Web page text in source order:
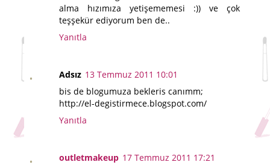
alma hızımıza yetişememesi :)) ve çok
teşşekür ediyorum ben de..
Yanıtla
Adsız 13 Temmuz 2011 10:01
bis de blogumuza bekleris canımm;
http://el-degistirmece.blogspot.com/
Yanıtla
outletmakeup 17 Temmuz 2011 17:21